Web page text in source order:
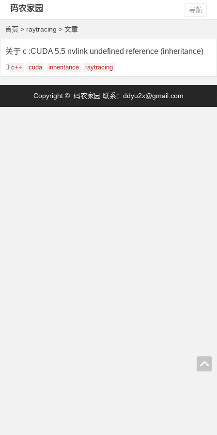
码农家园 导航
首页 > raytracing > 文章
关于 c :CUDA 5.5 nvlink undefined reference (inheritance)
c++ cuda inheritance raytracing
Copyright © 码农家园 联系： ddyu2x@gmail.com